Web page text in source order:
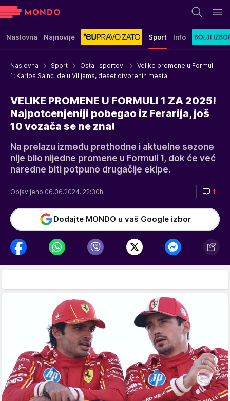
Naslovna Najnovije Sport Info
Naslovna Sport Ostali sportovi
Velike promene u Formuli
1: Karlos Sainc ide u Vilijams, deset otvorenih mesta
VELIKE PROMENE U FORMULI 1 ZA 2025!
Najpotcenjeniji pobegao iz Ferarija, još
10 vozača se ne zna!
Na prelazu između prethodne i aktuelne sezone
nije bilo nijedne promene u Formuli 1, dok će već
naredne biti potpuno drugačije ekipe.
Objavljeno 06.06.2024. 22:30h 1
Dodajte MONDO u vaš Google izbor